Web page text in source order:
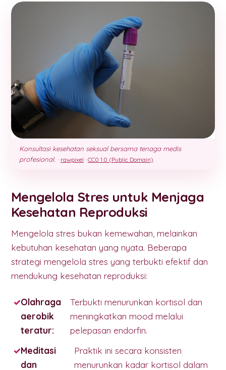
Konsultasi kesehatan seksual bersama tenaga medis
profesional. · rawpixel · CC0 1.0 (Public Domain)
Mengelola Stres untuk Menjaga
Kesehatan Reproduksi
Mengelola stres bukan kemewahan, melainkan
kebutuhan kesehatan yang nyata. Beberapa
strategi mengelola stres yang terbukti efektif dan
mendukung kesehatan reproduksi:
Olahraga
aerobik
teratur:
Terbukti menurunkan kortisol dan
meningkatkan mood melalui
pelepasan endorfin.
Meditasi
dan
Praktik ini secara konsisten
menurunkan kadar kortisol dalam